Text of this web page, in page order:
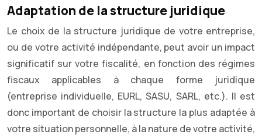
Adaptation de la structure juridique
Le choix de la structure juridique de votre entreprise,
ou de votre activité indépendante, peut avoir un impact
significatif sur votre fiscalité, en fonction des régimes
fiscaux applicables à chaque forme juridique
(entreprise individuelle, EURL, SASU, SARL, etc.). Il est
donc important de choisir la structure la plus adaptée à
votre situation personnelle, à la nature de votre activité,